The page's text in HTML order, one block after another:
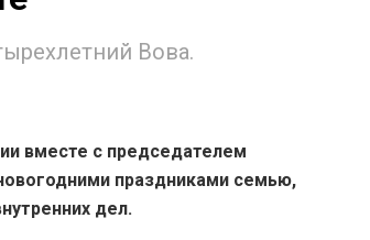
Вова.
вместе с председателем
праздниками семью,
дел.